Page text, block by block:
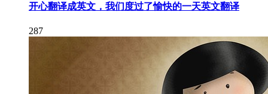
开心翻译成英文，我们度过了愉快的一天英文翻译
287